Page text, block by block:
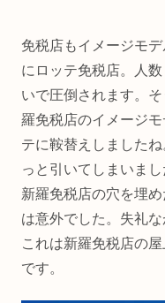
免税店もイメージモ
にロッテ免税店。人
いで圧倒されます。
羅免税店のイメージ
テに鞍替えしました
っと引いてしまいま
新羅免税店の穴を埋
は意外でした。失礼
これは新羅免税店の
です。